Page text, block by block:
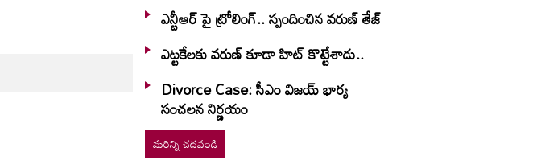
ఎన్టీఆర్ పై ట్రోలింగ్.. స్పందించిన వరుణ్ తేజ్
ఎట్టకేలకు వరుణ్ కూడా హిట్ కొట్టేశాడు..
Divorce Case: సీఎం విజయ్ భార్య
సంచలన నిర్ణయం
మరిన్ని చదవండి